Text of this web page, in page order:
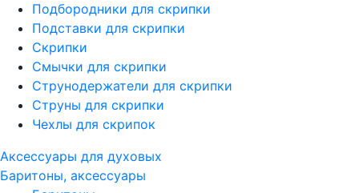
Подбородники для скрипки
Подставки для скрипки
Скрипки
Смычки для скрипки
Струнодержатели для скрипки
Струны для скрипки
Чехлы для скрипок
Аксессуары для духовых
Баритоны, аксессуары